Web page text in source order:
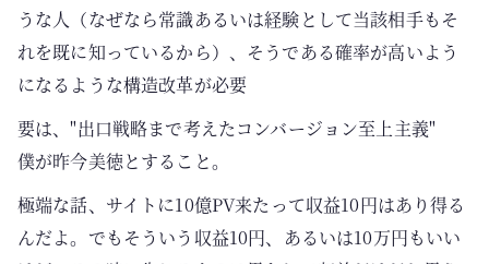
うな人（なぜなら常識あるいは経験として当該相手もそ
れを既に知っているから）、そうである確率が高いよう
になるような構造改革が必要
要は、"出口戦略まで考えたコンバージョン至上主義"
僕が昨今美徳とすること。
極端な話、サイトに10億PV来たって収益10円はあり得る
んだよ。でもそういう収益10円、あるいは10万円もいい